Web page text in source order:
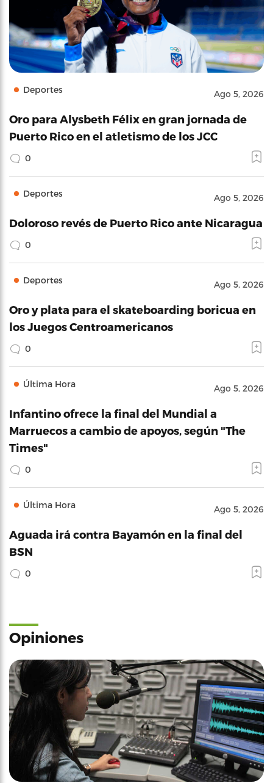
Deportes Ago 5, 2026
Oro para Alysbeth Félix en gran jornada de
Puerto Rico en el atletismo de los JCC
0
Deportes Ago 5, 2026
Doloroso revés de Puerto Rico ante Nicaragua
0
Deportes Ago 5, 2026
Oro y plata para el skateboarding boricua en
los Juegos Centroamericanos
0
Última Hora Ago 5, 2026
Infantino ofrece la final del Mundial a
Marruecos a cambio de apoyos, según "The
Times"
0
Última Hora Ago 5, 2026
Aguada irá contra Bayamón en la final del
BSN
0
Opiniones